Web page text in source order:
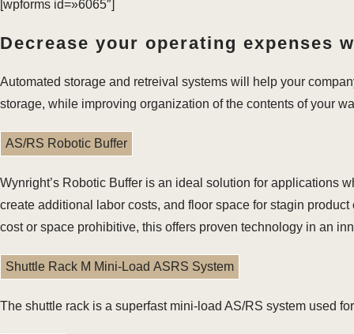
[wpforms id=»6065″]
Decrease your operating expenses
Automated storage and retreival systems will help your
storage, while improving organization of the contents of your
AS/RS Robotic Buffer
Wynright’s Robotic Buffer is an ideal solution for applications
create additional labor costs, and floor space for stagin
cost or space prohibitive, this offers proven technology in an
Shuttle Rack M Mini-Load ASRS System
The shuttle rack is a superfast mini-load AS/RS system used